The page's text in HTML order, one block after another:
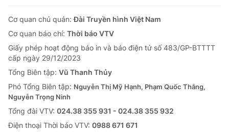
Cơ quan chủ quản:Đài Truyền hình Việt Nam
Cơ quan báo chí: Thời báo VTV
Giấy phép hoạt động báo in và báo điện tử số 483/GP-BTTTT
cấp ngày 29/12/2023
Tổng Biên tập: Vũ Thanh Thủy
Phó Tổng Biên tập: Nguyễn Thị Mỹ Hạnh, Phạm Quốc Thắng,
Nguyễn Trọng Ninh
Tổng đài VTV: 024.38 355 931 - 024.38 355 932
Ðiện thoại Thời báo VTV: 0988 671 671